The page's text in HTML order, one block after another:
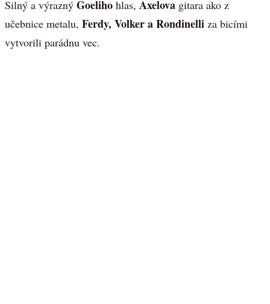
Silný a výrazný Goeliho hlas, Axelova gitara ako z
učebnice metalu, Ferdy, Volker a Rondinelli za bicími
vytvorili parádnu vec.